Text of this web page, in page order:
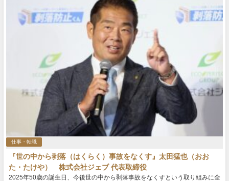
仕事・転職
『世の中から剥落（はくらく）事故をなくす』太田猛也（おお
た・たけや） 株式会社ジェブ 代表取締役
2025年50歳の誕生日、今後世の中から剥落事故をなくすという取り組みに全